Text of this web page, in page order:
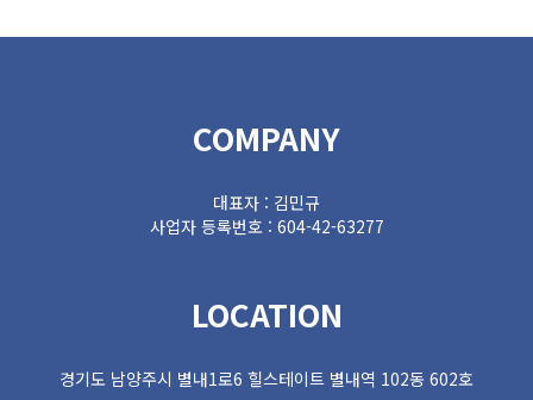
COMPANY
대표자 : 김민규
사업자 등록번호 : 604-42-63277
LOCATION
경기도 남양주시 별내1로6 힐스테이트 별내역 102동 602호